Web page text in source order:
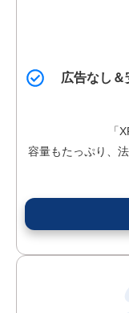
広告なし＆
「
容量もたっぷり、